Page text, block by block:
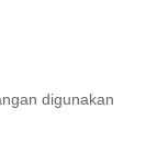
digunakan